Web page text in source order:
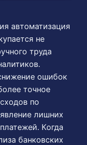
автоматизация
не
труда
ошибок
точное
по
лишних
Когда
банковских